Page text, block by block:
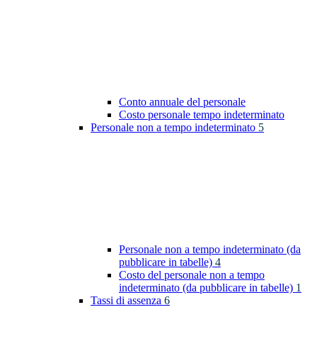
Conto annuale del personale
Costo personale tempo indeterminato
Personale non a tempo indeterminato 5
Personale non a tempo indeterminato (da
pubblicare in tabelle) 4
Costo del personale non a tempo
indeterminato (da pubblicare in tabelle) 1
Tassi di assenza 6